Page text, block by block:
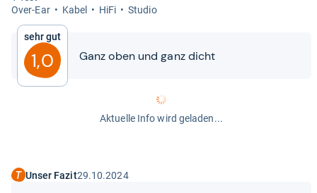
Over-​Ear
Kabel HiFi Stu­dio
Sehr gut
1,0 Ganz oben und ganz dicht
Aktuelle Info wird geladen...
Unser Fazit29.10.2024